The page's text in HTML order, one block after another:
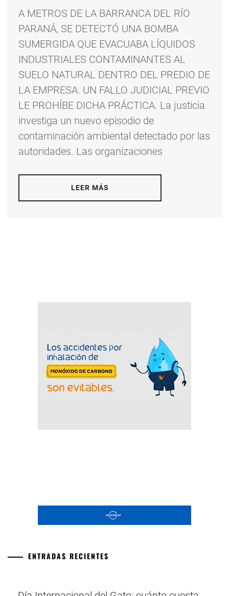
A METROS DE LA BARRANCA DEL RÍO
PARANÁ, SE DETECTÓ UNA BOMBA
SUMERGIDA QUE EVACUABA LÍQUIDOS
INDUSTRIALES CONTAMINANTES AL
SUELO NATURAL DENTRO DEL PREDIO DE
LA EMPRESA. UN FALLO JUDICIAL PREVIO
LE PROHÍBE DICHA PRÁCTICA. La justicia
investiga un nuevo episodio de
contaminación ambiental detectado por las
autoridades. Las organizaciones
LEER MÁS
ENTRADAS RECIENTES